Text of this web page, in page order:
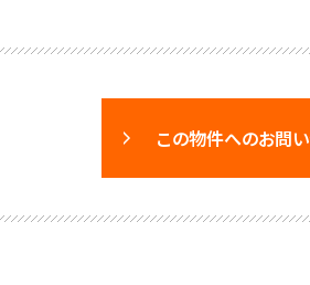
この物件へのお問